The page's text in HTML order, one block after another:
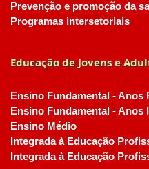
Prevenção e promoção da
Programas intersetoriais
Educação de Jovens e
Ensino Fundamental - Anos
Ensino Fundamental - Anos
Ensino Médio
Integrada à Educação
Integrada à Educação